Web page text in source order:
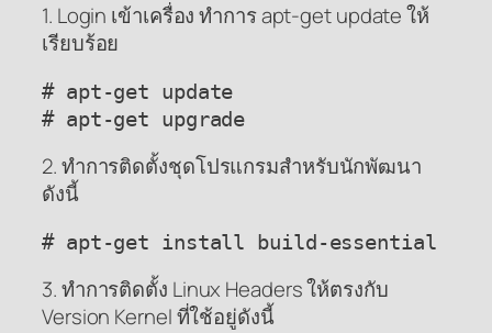
1. Login เข้าเครื่อง ทำการ apt-get update ให้
เรียบร้อย
# apt-get update
# apt-get upgrade
2. ทำการติดตั้งชุดโปรแกรมสำหรับนักพัฒนา
ดังนี้
# apt-get install build-essential
3. ทำการติดตั้ง Linux Headers ให้ตรงกับ
Version Kernel ที่ใช้อยู่ดังนี้